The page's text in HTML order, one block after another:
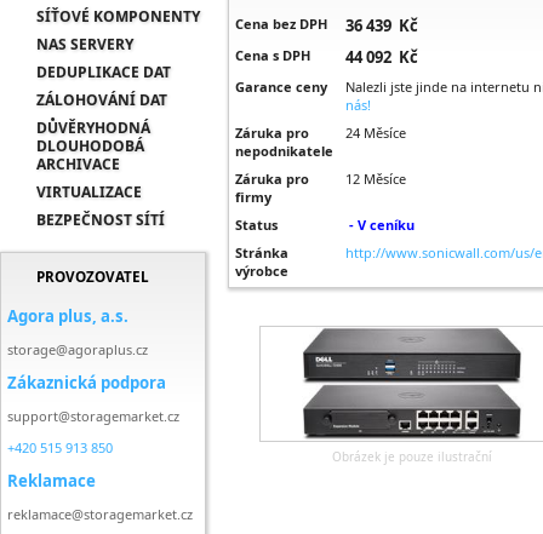
SÍŤOVÉ KOMPONENTY
NAS SERVERY
DEDUPLIKACE DAT
ZÁLOHOVÁNÍ DAT
DŮVĚRYHODNÁ
DLOUHODOBÁ
ARCHIVACE
VIRTUALIZACE
BEZPEČNOST SÍTÍ
PROVOZOVATEL
Agora plus, a.s.
storage@agoraplus.cz
Zákaznická podpora
support@storagemarket.cz
+420 515 913 850
Reklamace
reklamace@storagemarket.cz
Cena bez DPH 36 439 Kč
Cena s DPH 44 092 Kč
Garance ceny
Nalezli jste jinde na internetu
nás!
Záruka pro
nepodnikatele
24 Měsíce
Záruka pro
firmy
12 Měsíce
Status
- V ceníku
Stránka
výrobce
http://www.sonicwall.com/us/
Obrázek je pouze ilustrační